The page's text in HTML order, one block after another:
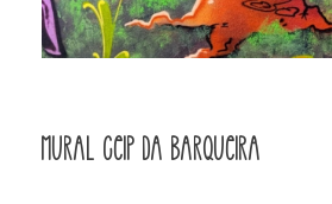
Mural CEIP da Barqueira